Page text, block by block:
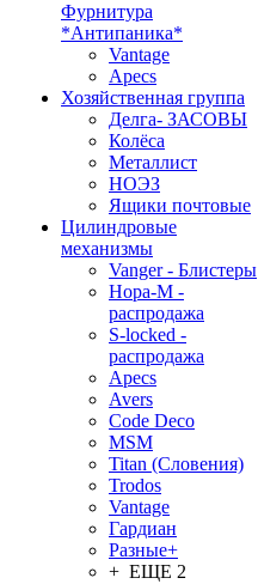
Фурнитура
*Антипаника*
Vantage
Apecs
Хозяйственная группа
Делга- ЗАСОВЫ
Колёса
Металлист
НОЭЗ
Ящики почтовые
Цилиндровые
механизмы
Vanger - Блистеры
Нора-М -
распродажа
S-locked -
распродажа
Apecs
Avers
Code Deco
MSM
Titan (Словения)
Trodos
Vantage
Гардиан
Разные+
+ ЕЩЕ 2